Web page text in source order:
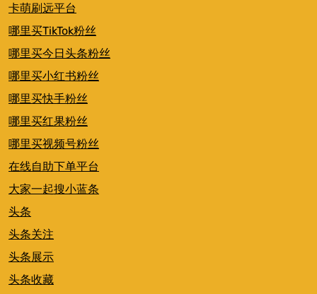
卡萌刷远平台
哪里买TikTok粉丝
哪里买今日头条粉丝
哪里买小红书粉丝
哪里买快手粉丝
哪里买红果粉丝
哪里买视频号粉丝
在线自助下单平台
大家一起搜小蓝条
头条
头条关注
头条展示
头条收藏